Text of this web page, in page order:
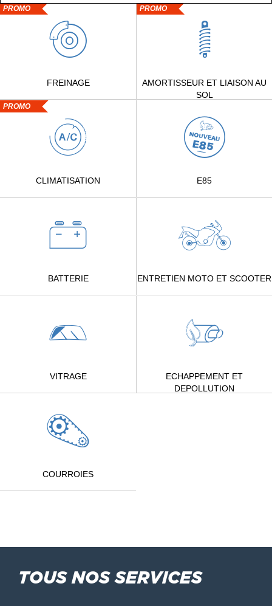
PROMO
FREINAGE
PROMO
AMORTISSEUR ET LIAISON AU
SOL
PROMO
CLIMATISATION E85
BATTERIE ENTRETIEN MOTO ET SCOOTER
VITRAGE
ECHAPPEMENT ET
DEPOLLUTION
COURROIES
TOUS NOS SERVICES